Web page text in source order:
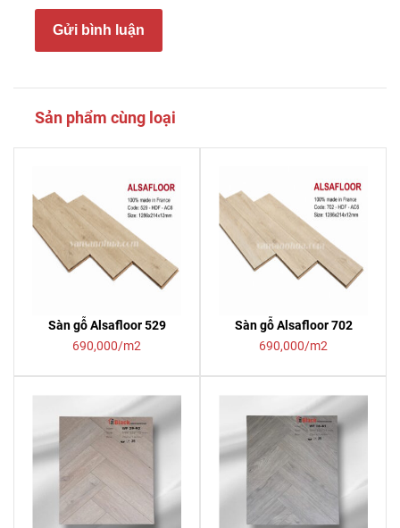
Gửi bình luận
Sản phẩm cùng loại
Sàn gỗ Alsafloor 529
690,000/m2
Sàn gỗ Alsafloor 702
690,000/m2